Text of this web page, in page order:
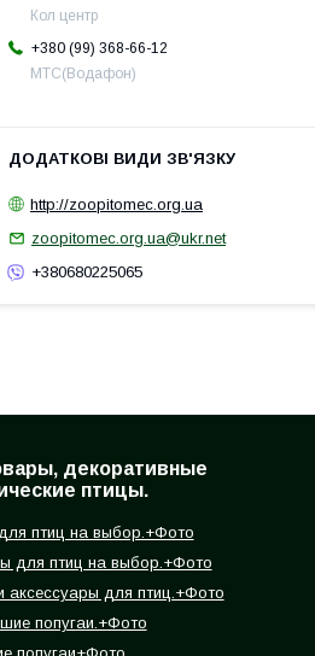
Кол центр
+380 (99) 368-66-12
МТС(Водафон)
http://zoopitomec.org.ua
zoopitomec.org.ua@ukr.net
+380680225065
декоративные
птицы.
птиц на выбор.+Фото
для птиц на выбор.+Фото
аксессуары для птиц.+Фото
попугаи.+Фото